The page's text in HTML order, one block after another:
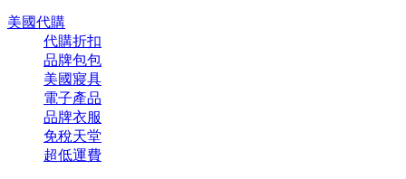
美國代購
代購折扣
品牌包包
美國寢具
電子產品
品牌衣服
免稅天堂
超低運費